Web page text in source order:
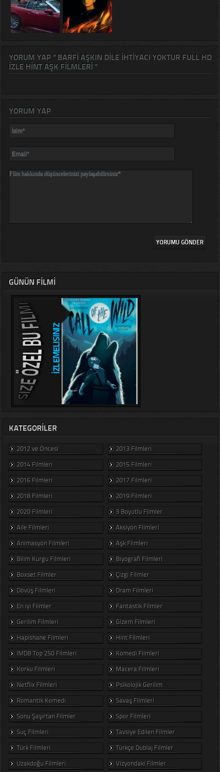
YORUM YAP " BARFI AŞKIN DILE İHTIYACI YOKTUR FULL HD
IZLE HINT AŞK FILMLERI "
YORUM YAP
GÜNÜN FILMI
KATEGORILER
2012 ve Öncesi
2013 Filmleri
2014 Filmleri
2015 Filmleri
2016 Filmleri
2017 Filmleri
2018 Filmleri
2019 Filmleri
2020 Filmleri
3 Boyutlu Filmler
Aile Filmleri
Aksiyon Filmleri
Animasyon Filmleri
Aşk Filmleri
Bilim Kurgu Filmleri
Biyografi Filmleri
Boxset Filmler
Çizgi Filmler
Dövüş Filmleri
Dram Filmleri
En iyi Filmler
Fantastik Filmler
Gerilim Filmleri
Gizem Filmleri
Hapishane Filmleri
Hint Filmleri
IMDB Top 250 Filmleri
Komedi Filmleri
Korku Filmleri
Macera Filmleri
Netflix Filmleri
Psikolojik Gerilim
Romantik Komedi
Savaş Filmleri
Sonu Şaşırtan Filmler
Spor Filmleri
Suç Filmleri
Tavsiye Edilen Filmler
Türk Filmleri
Türkçe Dublaj Filmler
Uzakdoğu Filmleri
Vizyondaki Filmler